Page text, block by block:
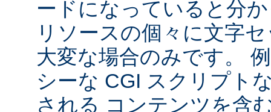
ードになっていると分
リソースの個々に文字
大変な場合のみです。
シーな CGI スクリプト
される コンテンツを含